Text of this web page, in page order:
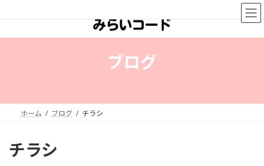
ン
ン
ビ
ー
ブログ
ホーム ブログ チラシ
チラシ